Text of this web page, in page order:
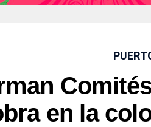
en la